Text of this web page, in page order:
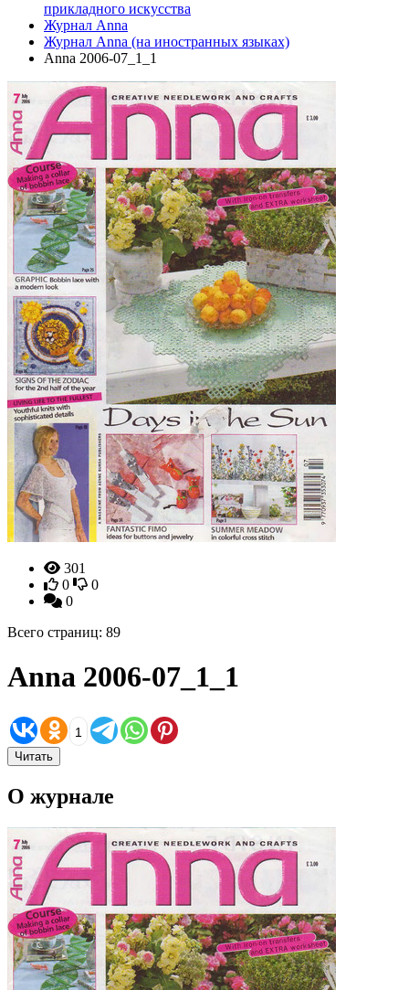
прикладного искусства
Журнал Anna
Журнал Anna (на иностранных языках)
Anna 2006-07_1_1
301
0
0
0
Всего страниц: 89
Anna 2006-07_1_1
1
Читать
О журнале